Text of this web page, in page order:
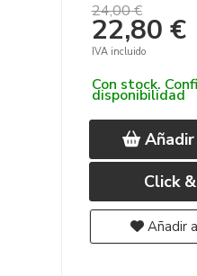
24,00 €
22,80 €
IVA incluido
Con stock.
disponibilidad
Añadir
Click
Añadir